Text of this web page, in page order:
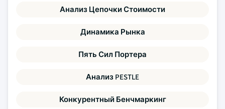
Анализ Цепочки Стоимости
Динамика Рынка
Пять Сил Портера
Анализ PESTLE
Конкурентный Бенчмаркинг